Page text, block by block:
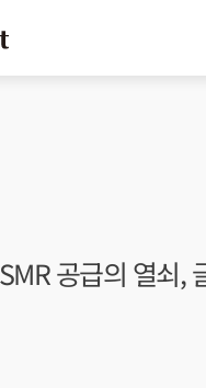
공급의 열쇠,